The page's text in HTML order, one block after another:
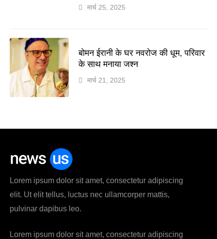
मार्च 25, 2025
बोमन ईरानी के घर नवरोज की धूम, परिवार
के साथ मनाया जश्न
मार्च 21, 2025
Lorem ipsum dolor sit amet, consectetur adipiscing
elit. Ut elit tellus, luctus nec ullamcorper mattis,
pulvinar dapibus leo.
Lorem ipsum dolor sit amet, consectetur adipiscing